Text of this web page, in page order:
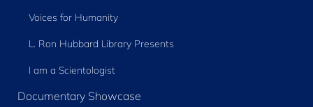
Voices for Humanity
L. Ron Hubbard Library Presents
I am a Scientologist
Documentary Showcase